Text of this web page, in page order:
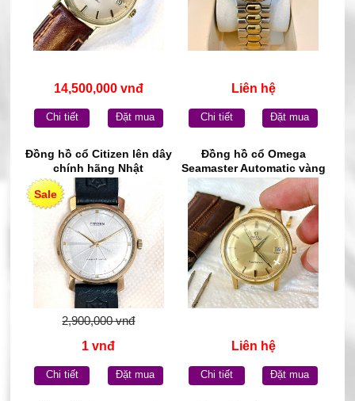
14,500,000 vnđ
Chi tiết Đặt mua
Liên hệ
Chi tiết Đặt mua
Đồng hồ cổ Citizen lên dây
chính hãng Nhật
Sale
2,900,000 vnđ
1 vnđ
Chi tiết Đặt mua
Đồng hồ cổ Omega
Seamaster Automatic vàng
đúc đặc 18k chính hãng
Thụy Sĩ
Liên hệ
Chi tiết Đặt mua